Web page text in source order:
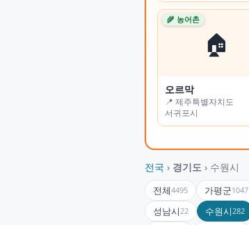
🏠
🌾 농어촌
오르막
📍 제주특별자치도
서귀포시
🏠
🏙 외국인
가든나인
📍 인천광역시
전국 › 경기도 › 수원시
전체4495 가평군1047
성남시22 수원시282